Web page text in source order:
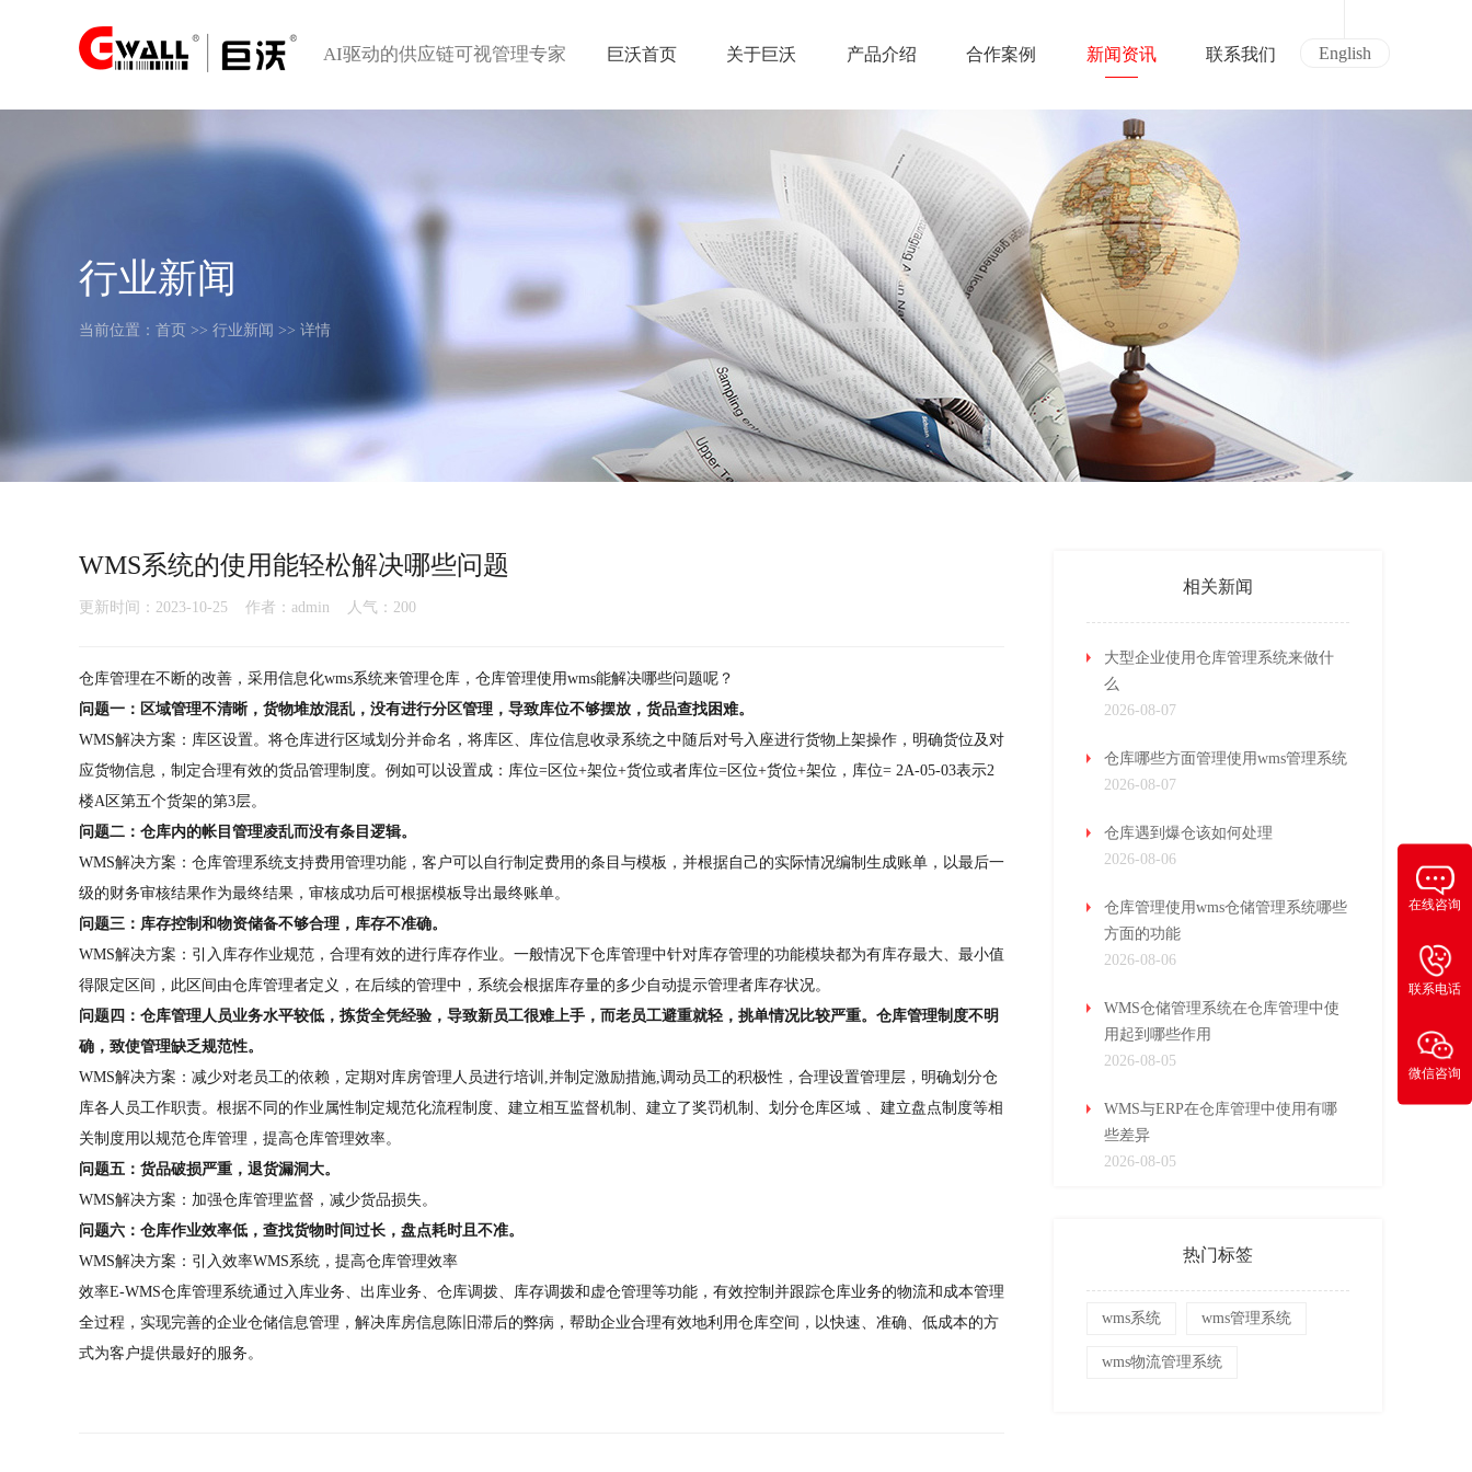
AI驱动的供应链可视管理专家 巨沃首页 关于巨沃 产品介绍 合作案例 新闻资讯 联系我们 English
行业新闻
当前位置： 首页 >> 行业新闻 >> 详情
WMS系统的使用能轻松解决哪些问题
更新时间：2023-10-25 作者：admin 人气： 200
仓库管理在不断的改善，采用信息化wms系统来管理仓库，仓库管理使用wms能解决哪些问题呢？
问题一：区域管理不清晰，货物堆放混乱，没有进行分区管理，导致库位不够摆放，货品查找困难。
WMS解决方案：库区设置。将仓库进行区域划分并命名，将库区、库位信息收录系统之中随后对号入座进行货物上架操作，明确货位及对
应货物信息，制定合理有效的货品管理制度。例如可以设置成：库位=区位+架位+货位或者库位=区位+货位+架位，库位= 2A-05-03表示2
楼A区第五个货架的第3层。
问题二：仓库内的帐目管理凌乱而没有条目逻辑。
WMS解决方案：仓库管理系统支持费用管理功能，客户可以自行制定费用的条目与模板，并根据自己的实际情况编制生成账单，以最后一
级的财务审核结果作为最终结果，审核成功后可根据模板导出最终账单。
问题三：库存控制和物资储备不够合理，库存不准确。
WMS解决方案：引入库存作业规范，合理有效的进行库存作业。一般情况下仓库管理中针对库存管理的功能模块都为有库存最大、最小值
得限定区间，此区间由仓库管理者定义，在后续的管理中，系统会根据库存量的多少自动提示管理者库存状况。
问题四：仓库管理人员业务水平较低，拣货全凭经验，导致新员工很难上手，而老员工避重就轻，挑单情况比较严重。仓库管理制度不明
确，致使管理缺乏规范性。
WMS解决方案：减少对老员工的依赖，定期对库房管理人员进行培训,并制定激励措施,调动员工的积极性，合理设置管理层，明确划分仓
库各人员工作职责。根据不同的作业属性制定规范化流程制度、建立相互监督机制、建立了奖罚机制、划分仓库区域 、建立盘点制度等相
关制度用以规范仓库管理，提高仓库管理效率。
问题五：货品破损严重，退货漏洞大。
WMS解决方案：加强仓库管理监督，减少货品损失。
问题六：仓库作业效率低，查找货物时间过长，盘点耗时且不准。
WMS解决方案：引入效率WMS系统，提高仓库管理效率
效率E-WMS仓库管理系统通过入库业务、出库业务、仓库调拨、库存调拨和虚仓管理等功能，有效控制并跟踪仓库业务的物流和成本管理
全过程，实现完善的企业仓储信息管理，解决库房信息陈旧滞后的弊病，帮助企业合理有效地利用仓库空间，以快速、准确、低成本的方
式为客户提供最好的服务。
相关新闻
大型企业使用仓库管理系统来做什
么
2026-08-07
仓库哪些方面管理使用wms管理系统
2026-08-07
仓库遇到爆仓该如何处理
2026-08-06
仓库管理使用wms仓储管理系统哪些
方面的功能
2026-08-06
WMS仓储管理系统在仓库管理中使
用起到哪些作用
2026-08-05
WMS与ERP在仓库管理中使用有哪
些差异
2026-08-05
热门标签
wms系统 wms管理系统
wms物流管理系统
在线咨询
联系电话
微信咨询